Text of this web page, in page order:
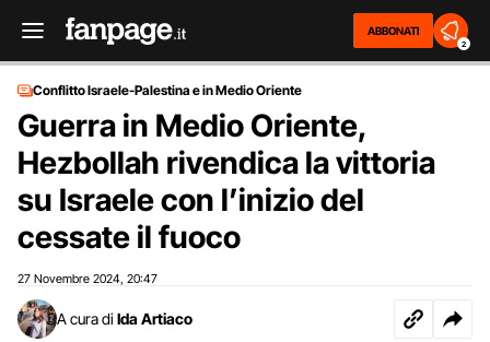
ABBONATI
2
Conflitto Israele-Palestina e in Medio Oriente
Guerra in Medio Oriente,
Hezbollah rivendica la vittoria
su Israele con l’inizio del
cessate il fuoco
27 Novembre 2024 20:47
A cura di Ida Artiaco